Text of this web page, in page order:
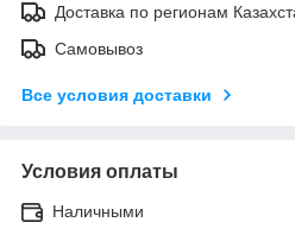
Доставка по регионам
Самовывоз
Все условия доставки
Условия оплаты
Наличными